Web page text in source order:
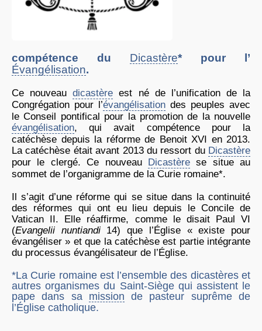
compétence du Dicastère* pour l’
Évangélisation.
Ce nouveaudicastère est né de l’unification de la
Congrégation pour l’évangélisation des peuples avec
le Conseil pontifical pour la promotion de la nouvelle
évangélisation, qui avait compétence pour la
catéchèse depuis la réforme de Benoit XVI en 2013.
La catéchèse était avant 2013 du ressort du Dicastère
pour le clergé. Ce nouveau
Dicastèrese situe au
sommet de l’organigramme de la Curie romaine*.
Il s’agit d’une réforme qui se situe dans la continuité
des réformes qui ont eu lieu depuis le Concile de
Vatican II. Elle réaffirme, comme le disait Paul VI
(Evangelii nuntiandi14) que l’Église « existe pour
évangéliser » et que la catéchèse est partie intégrante
du processus évangélisateur de l’Église.
*La Curie romaine est l’ensemble des dicastèreset
autres organismes du Saint-Siègequi assistent le
pape dans sa mission de pasteur suprême de
l’Église catholique.